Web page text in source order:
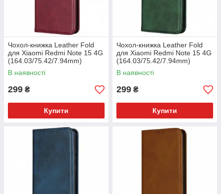
Чохол-книжка Leather Fold
для Xiaomi Redmi Note 15 4G
(164.03/75.42/7.94mm)
(Темно-червоний)
В наявності
299 ₴
Купити
Чохол-книжка Leather Fold
для Xiaomi Redmi Note 15 4G
(164.03/75.42/7.94mm)
(Темно-зелений)
В наявності
299 ₴
Купити